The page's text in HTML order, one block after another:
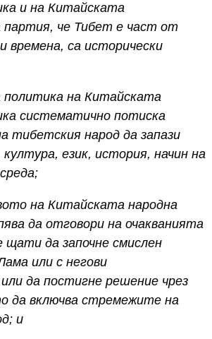
и на Китайската
партия, че Тибет е част от
времена, са исторически
на Китайската
систематично потиска
тибетския народ да запази
език, история, начин на
на Китайската народна
да отговори на очакванията
да започне смислен
или с негови
да постигне решение чрез
да включва стремежите на
и